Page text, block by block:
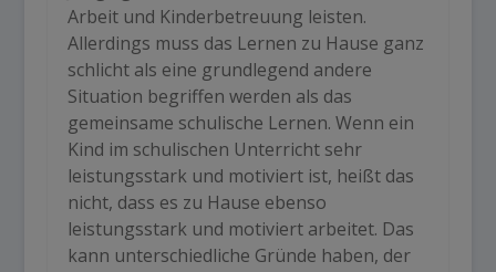
Arbeit und Kinderbetreuung leisten.
Allerdings muss das Lernen zu Hause ganz
schlicht als eine grundlegend andere
Situation begriffen werden als das
gemeinsame schulische Lernen. Wenn ein
Kind im schulischen Unterricht sehr
leistungsstark und motiviert ist, heißt das
nicht, dass es zu Hause ebenso
leistungsstark und motiviert arbeitet. Das
kann unterschiedliche Gründe haben, der